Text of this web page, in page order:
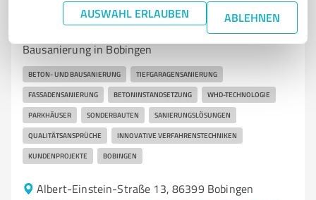
AUSWAHL ERLAUBEN ABLEHNEN
Hydro-Tech GmbH Bobingen
Hydro-Tech GmbH - Ihr Partner für Beton- und
Bausanierung in Bobingen
BETON- UND BAUSANIERUNG TIEFGARAGENSANIERUNG
FASSADENSANIERUNG BETONINSTANDSETZUNG WHD-TECHNOLOGIE
PARKHÄUSER SONDERBAUTEN SANIERUNGSLÖSUNGEN
QUALITÄTSANSPRÜCHE INNOVATIVE VERFAHRENSTECHNIKEN
KUNDENPROJEKTE BOBINGEN
Albert-Einstein-Straße 13, 86399 Bobingen